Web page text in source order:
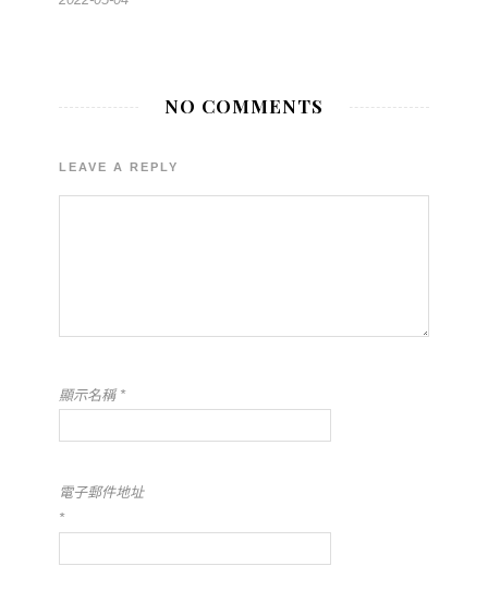
NO COMMENTS
LEAVE A REPLY
顯示名稱 *
電子郵件地址
*